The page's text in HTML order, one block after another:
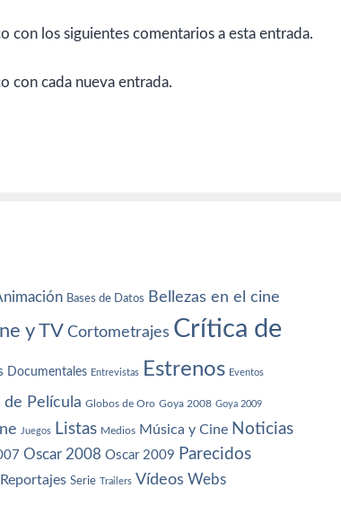
con los siguientes comentarios a esta entrada.
con cada nueva entrada.
Bases de Datos Bellezas en el cine
y TV Cortometrajes Crítica de
Documentales Entrevistas Estrenos Eventos
de Película Globos de Oro Goya 2008 Goya 2009
Juegos Listas Medios Música y Cine Noticias
Oscar 2008 Oscar 2009 Parecidos
Reportajes Serie Trailers Vídeos Webs